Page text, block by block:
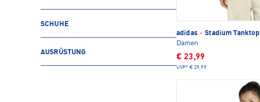
SCHUHE
AUSRÜSTUNG
adidas · Stadium Tanktop
Damen
€ 23,99
UVP* € 29,99